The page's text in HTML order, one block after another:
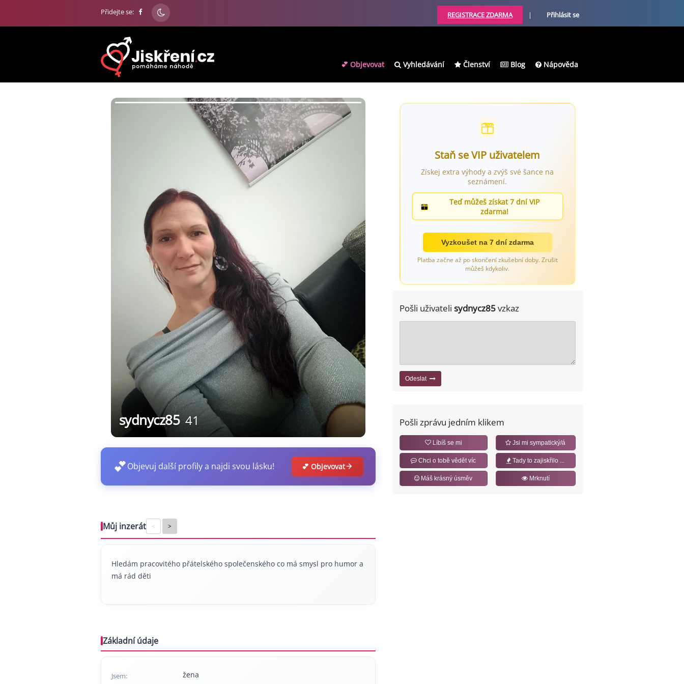
Přidejte se: REGISTRACE ZDARMA | Přihlásit se
💕 Objevovat Vyhledávání Členství Blog Nápověda
sydnycz85 41
💕Objevuj další profily a najdi svou lásku! 💕 Objevovat
Můj inzerát < >
Hledám pracovitého přátelského společenského co má smysl pro humor a
má rád děti
Základní údaje
Jsem: žena
Staň se VIP uživatelem
Získej extra výhody a zvýš své šance na
seznámení.
Teď můžeš získat 7 dní VIP
zdarma!
Vyzkoušet na 7 dní zdarma
Platba začne až po skončení zkušební doby. Zrušit
můžeš kdykoliv.
Pošli uživateli sydnycz85vzkaz
Odeslat
Pošli zprávu jedním klikem
Líbíš se mi Jsi mi sympatický/á
Chci o tobě vědět víc Tady to zajiskřilo ...
Máš krásný úsměv Mrknutí